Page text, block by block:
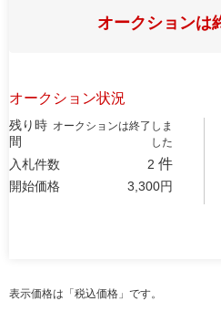
オークションは
オークション状況
残り時
間
オークションは終了しま
した
入札件数 2 件
開始価格 3,300円
表示価格は「税込価格」です。